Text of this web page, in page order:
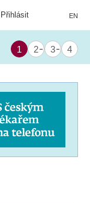
Přihlásit EN